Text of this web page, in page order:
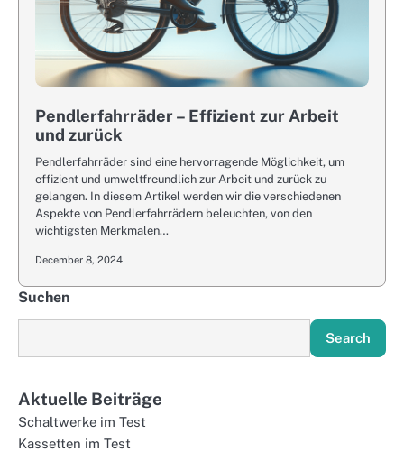
Pendlerfahrräder – Effizient zur Arbeit
und zurück
Pendlerfahrräder sind eine hervorragende Möglichkeit, um
effizient und umweltfreundlich zur Arbeit und zurück zu
gelangen. In diesem Artikel werden wir die verschiedenen
Aspekte von Pendlerfahrrädern beleuchten, von den
wichtigsten Merkmalen…
December 8, 2024
Suchen
Search
Aktuelle Beiträge
Schaltwerke im Test
Kassetten im Test